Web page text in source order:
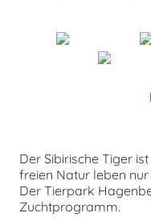
Der Sibirische Tiger
freien Natur leben
Der Tierpark
Zuchtprogramm.